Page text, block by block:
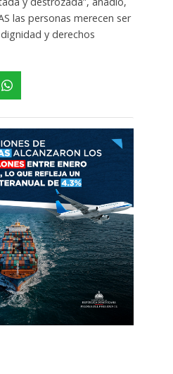
las personas merecen ser
y derechos